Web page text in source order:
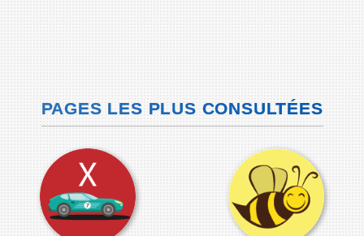
PAGES LES PLUS CONSULTÉES